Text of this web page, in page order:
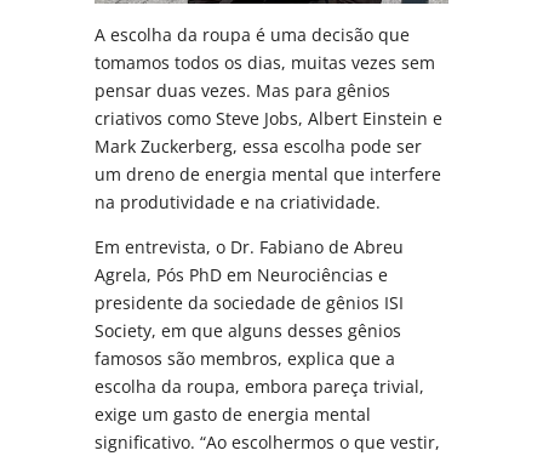
A escolha da roupa é uma decisão que
tomamos todos os dias, muitas vezes sem
pensar duas vezes. Mas para gênios
criativos como Steve Jobs, Albert Einstein e
Mark Zuckerberg, essa escolha pode ser
um dreno de energia mental que interfere
na produtividade e na criatividade.
Em entrevista, o Dr. Fabiano de Abreu
Agrela, Pós PhD em Neurociências e
presidente da sociedade de gênios ISI
Society, em que alguns desses gênios
famosos são membros, explica que a
escolha da roupa, embora pareça trivial,
exige um gasto de energia mental
significativo. “Ao escolhermos o que vestir,